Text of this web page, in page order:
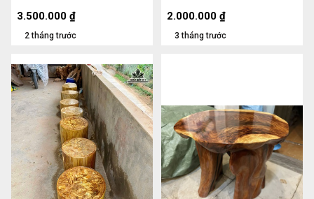
2 tháng trước
3.500.000 ₫
3 tháng trước
2.000.000 ₫